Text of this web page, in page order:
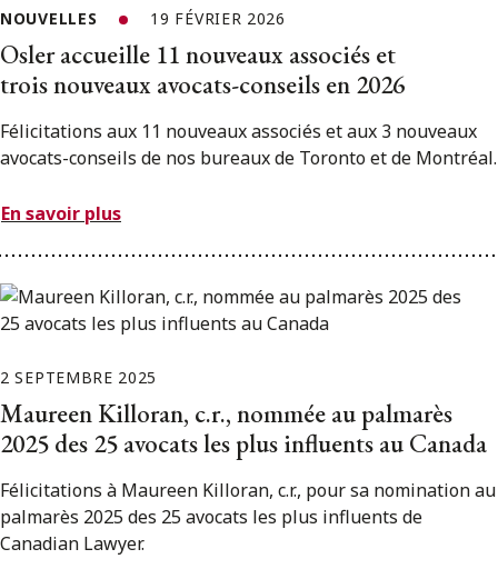
NOUVELLES 19 FÉVRIER 2026
Osler accueille 11 nouveaux associés et
trois nouveaux avocats-conseils en 2026
Félicitations aux 11 nouveaux associés et aux 3 nouveaux
avocats-conseils de nos bureaux de Toronto et de Montréal.
En savoir plus
2 SEPTEMBRE 2025
Maureen Killoran, c.r., nommée au palmarès
2025 des 25 avocats les plus influents au Canada
Félicitations à Maureen Killoran, c.r., pour sa nomination au
palmarès 2025 des 25 avocats les plus influents de
Canadian Lawyer.